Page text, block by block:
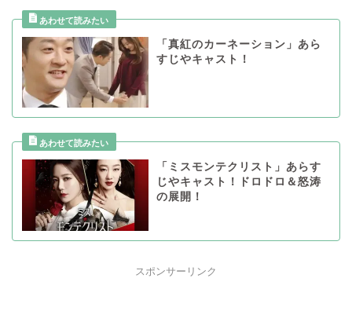
「真紅のカーネーション」あら
すじやキャスト！
「ミスモンテクリスト」あらす
じやキャスト！ドロドロ＆怒涛
の展開！
スポンサーリンク